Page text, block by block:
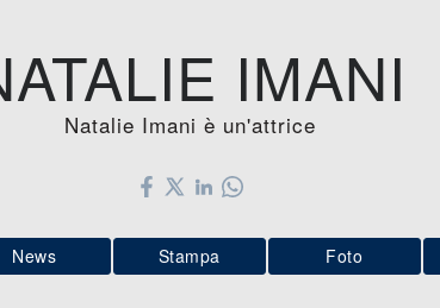
IMANI
Natalie Imani è un'attrice
News Stampa Foto